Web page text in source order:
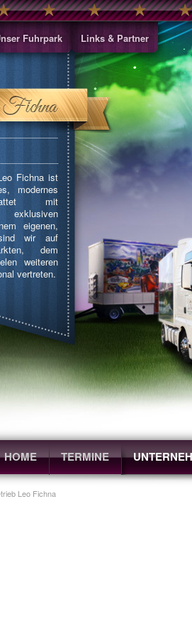
Fuhrpark Links & Partner
Fichna ist
modernes
mit
eigenen,
wir auf
dem
weiteren
vertreten.
HOME TERMINE
Leo Fichna